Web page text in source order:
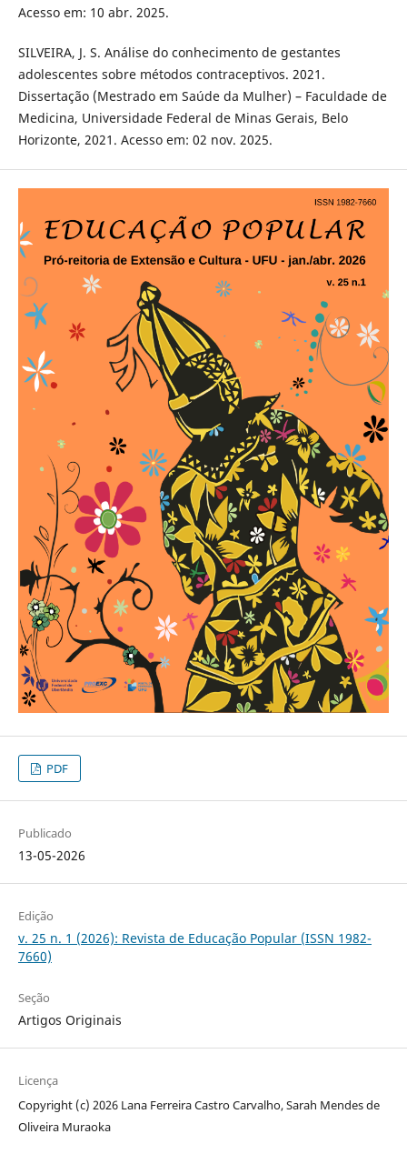
Acesso em: 10 abr. 2025.
SILVEIRA, J. S. Análise do conhecimento de gestantes
adolescentes sobre métodos contraceptivos. 2021.
Dissertação (Mestrado em Saúde da Mulher) – Faculdade de
Medicina, Universidade Federal de Minas Gerais, Belo
Horizonte, 2021. Acesso em: 02 nov. 2025.
PDF
Publicado
13-05-2026
Edição
v. 25 n. 1 (2026): Revista de Educação Popular (ISSN 1982-
7660)
Seção
Artigos Originais
Licença
Copyright (c) 2026 Lana Ferreira Castro Carvalho, Sarah Mendes de
Oliveira Muraoka